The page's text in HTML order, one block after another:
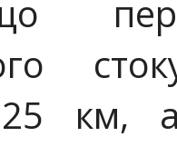
км,